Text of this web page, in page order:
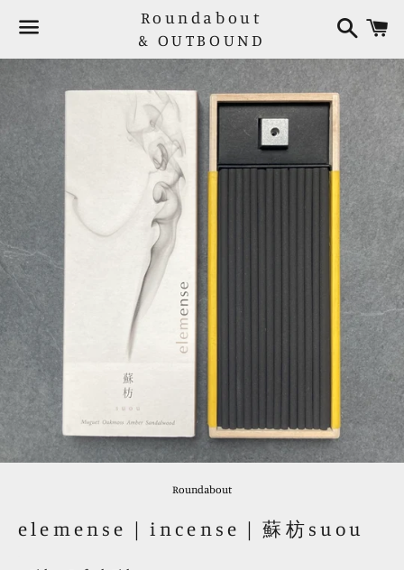
メ
ニ
Roundabout
& OUTBOUND
Roundabout
elemense｜incense｜蘇枋suou